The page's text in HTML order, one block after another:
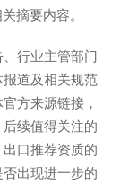
摘要内容。
行业主管部门
道及相关规范
方来源链接，
续值得关注的
口推荐资质的
出现进一步的